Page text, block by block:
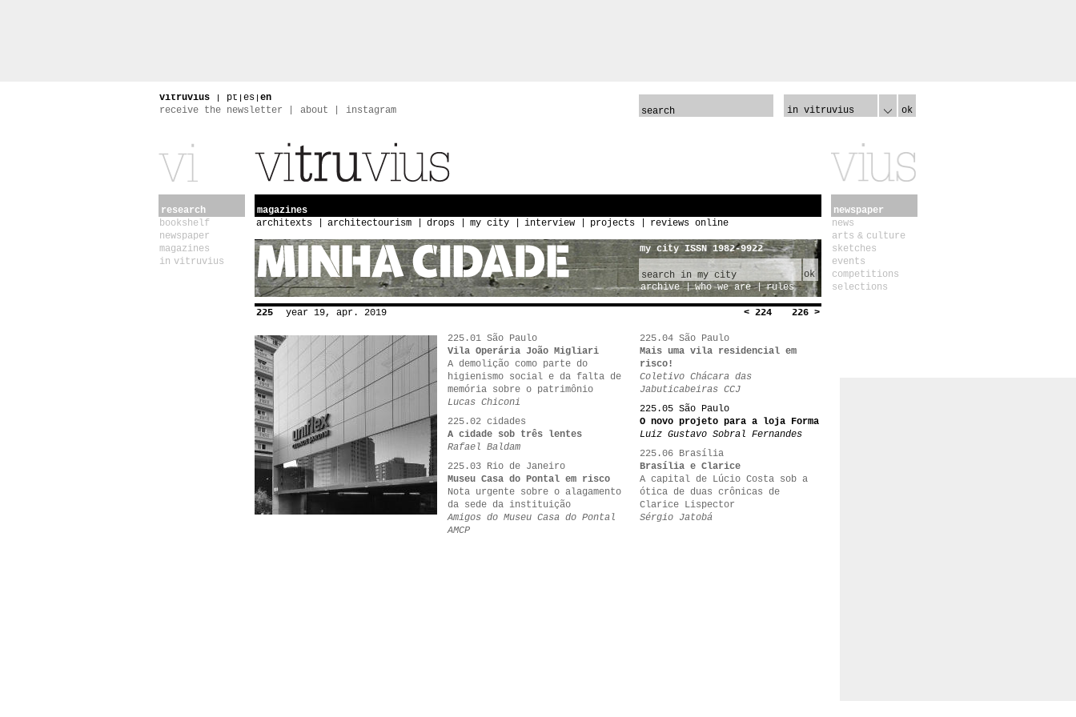
vitruvius | pt | es | en
receive the newsletter
about instagram in vitruvius ok
research
bookshelf
newspaper
magazines
in vitruvius
magazines
architexts
architectourism drops my city interview projects reviews online
my city ISSN 1982-9922
ok
archive
who we are rules
225 year 19, apr. 2019 < 224 226 >
225.01 São Paulo
Vila Operária João Migliari
A demolição como parte do
higienismo social e da falta de
memória sobre o patrimônio
Lucas Chiconi
225.02 cidades
A cidade sob três lentes
Rafael Baldam
225.03 Rio de Janeiro
Museu Casa do Pontal em risco
Nota urgente sobre o alagamento
da sede da instituição
Amigos do Museu Casa do Pontal
AMCP
225.04 São Paulo
Mais uma vila residencial em
risco!
Coletivo Chácara das
Jabuticabeiras CCJ
225.05 São Paulo
O novo projeto para a loja Forma
Luiz Gustavo Sobral Fernandes
225.06 Brasília
Brasília e Clarice
A capital de Lúcio Costa sob a
ótica de duas crônicas de
Clarice Lispector
Sérgio Jatobá
newspaper
news
arts & culture
sketches
events
competitions
selections